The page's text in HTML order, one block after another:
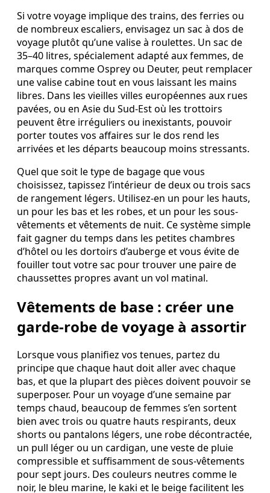
Si votre voyage implique des trains, des ferries ou
de nombreux escaliers, envisagez un sac à dos de
voyage plutôt qu’une valise à roulettes. Un sac de
35–40 litres, spécialement adapté aux femmes, de
marques comme Osprey ou Deuter, peut remplacer
une valise cabine tout en vous laissant les mains
libres. Dans les vieilles villes européennes aux rues
pavées, ou en Asie du Sud-Est où les trottoirs
peuvent être irréguliers ou inexistants, pouvoir
porter toutes vos affaires sur le dos rend les
arrivées et les départs beaucoup moins stressants.
Quel que soit le type de bagage que vous
choisissez, tapissez l’intérieur de deux ou trois sacs
de rangement légers. Utilisez-en un pour les hauts,
un pour les bas et les robes, et un pour les sous-
vêtements et vêtements de nuit. Ce système simple
fait gagner du temps dans les petites chambres
d’hôtel ou les dortoirs d’auberge et vous évite de
fouiller tout votre sac pour trouver une paire de
chaussettes propres avant un vol matinal.
Vêtements de base : créer une
garde-robe de voyage à assortir
Lorsque vous planifiez vos tenues, partez du
principe que chaque haut doit aller avec chaque
bas, et que la plupart des pièces doivent pouvoir se
superposer. Pour un voyage d’une semaine par
temps chaud, beaucoup de femmes s’en sortent
bien avec trois ou quatre hauts respirants, deux
shorts ou pantalons légers, une robe décontractée,
un pull léger ou un cardigan, une veste de pluie
compressible et suffisamment de sous-vêtements
pour sept jours. Des couleurs neutres comme le
noir, le bleu marine, le kaki et le beige facilitent les